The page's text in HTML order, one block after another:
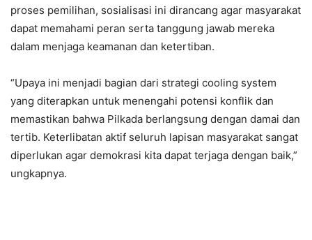
proses pemilihan, sosialisasi ini dirancang agar masyarakat
dapat memahami peran serta tanggung jawab mereka
dalam menjaga keamanan dan ketertiban.
“Upaya ini menjadi bagian dari strategi cooling system
yang diterapkan untuk menengahi potensi konflik dan
memastikan bahwa Pilkada berlangsung dengan damai dan
tertib. Keterlibatan aktif seluruh lapisan masyarakat sangat
diperlukan agar demokrasi kita dapat terjaga dengan baik,”
ungkapnya.